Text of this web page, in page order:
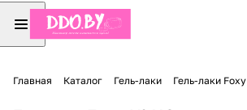
Главная Каталог Гель-лаки Гель-лаки Foxy